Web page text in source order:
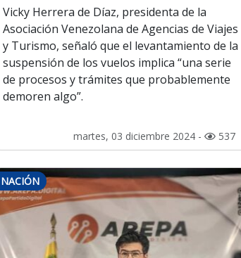
Vicky Herrera de Díaz, presidenta de la
Asociación Venezolana de Agencias de Viajes
y Turismo, señaló que el levantamiento de la
suspensión de los vuelos implica “una serie
de procesos y trámites que probablemente
demoren algo”.
martes, 03 diciembre 2024 - 537
NACIÓN